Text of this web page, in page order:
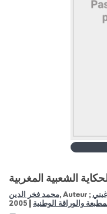
الشعبية المغربية
محمد فخر الدين, Auteur ;
والوراقة الوطنية
2005